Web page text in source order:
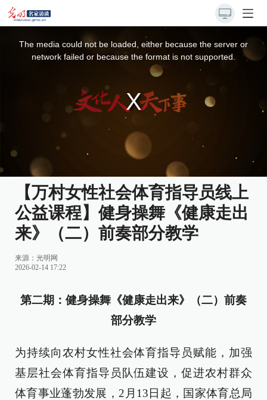
The media could not be loaded, either because the server or
network failed or because the format is not supported.
【万村女性社会体育指导员线上
公益课程】健身操舞《健康走出
来》（二）前奏部分教学
来源： 光明网
2026-02-14 17:22
第二期：健身操舞《健康走出来》（二）前奏
部分教学
为持续向农村女性社会体育指导员赋能，加强
基层社会体育指导员队伍建设，促进农村群众
体育事业蓬勃发展，2月13日起，国家体育总局